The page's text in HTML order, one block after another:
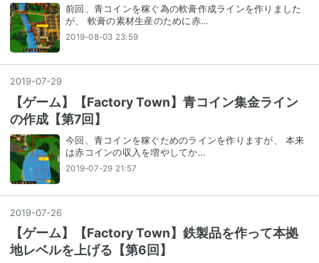
前回、青コインを稼ぐ為の軟膏作成ラインを作りました
が、 軟膏の素材生産のために赤…
2019-08-03 23:59
2019-07-29
【ゲーム】【Factory Town】青コイン集金ライン
の作成【第7回】
今回、青コインを稼ぐためのラインを作りますが、 本来
は赤コインの収入を増やしてか…
2019-07-29 21:57
2019-07-26
【ゲーム】【Factory Town】鉄製品を作って本拠
地レベルを上げる【第6回】